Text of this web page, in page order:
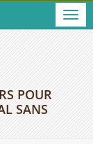
POUR
SANS